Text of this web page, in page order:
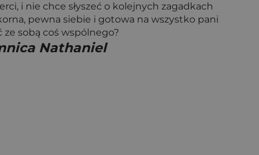
i nie chce słyszeć o kolejnych zagadkach
pewna siebie i gotowa na wszystko pani
sobą coś wspólnego?
Nathaniel